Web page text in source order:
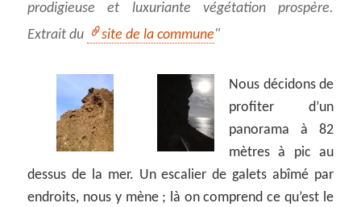
prodigieuse et luxuriante végétation prospère.
Extrait du
site de la commune
Nous décidons de
profiter d’un
panorama à 82
mètres à pic au
dessus de la mer. Un escalier de galets abîmé par
endroits, nous y mène ; là on comprend ce qu’est le